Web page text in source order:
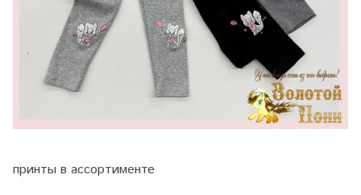
принты в ассортименте